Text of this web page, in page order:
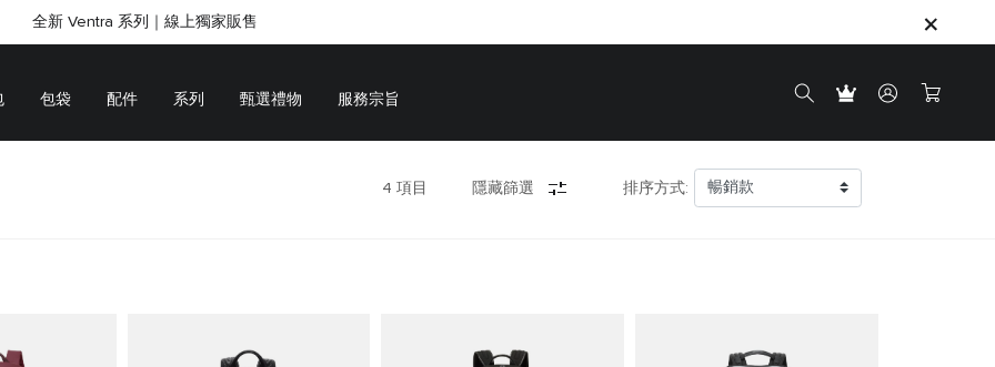
SHOP GIFTS
SHOP GIFTS
全新 Ventra 系列｜線上獨家販售
包袋 配件 系列 甄選禮物 服務宗旨
4 項目 隱藏篩選 排序方式: